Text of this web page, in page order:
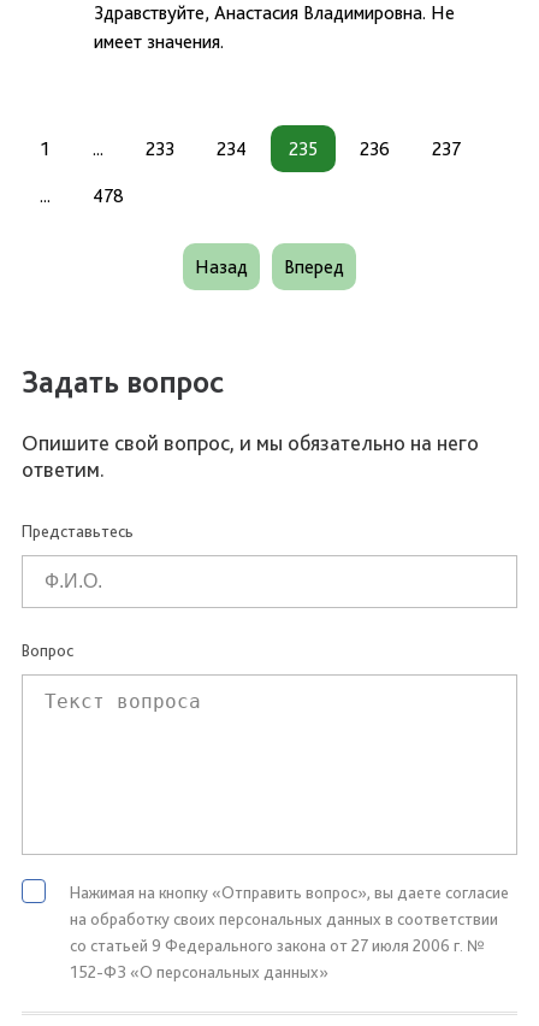
Здравствуйте, Анастасия Владимировна. Не
имеет значения.
1 ... 233 234 235 236 237
... 478
Назад Вперед
Задать вопрос
Опишите свой вопрос, и мы обязательно на него
ответим.
Представьтесь
Вопрос
Нажимая на кнопку «Отправить вопрос», вы даете согласие
на обработку своих персональных данных в соответствии
со статьей 9 Федерального закона от 27 июля 2006 г. №
152-ФЗ «О персональных данных»